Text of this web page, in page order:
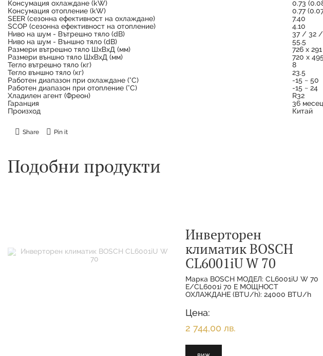
Консумация охлаждане (kW)
0.73
Консумация отопление (kW)
0.77
SEER (сезонна ефективност на охлаждане)
7.40
SCOP (сезонна ефективност на отопление)
4.10
Ниво на шум - Вътрешно тяло (dB)
37 / 32
Ниво на шум - Външно тяло (dB)
55.5
Размери вътрешно тяло ШxВxД (мм)
726 x
Размери външно тяло ШxВxД (мм)
720 x
Тегло вътрешно тяло (кг)
8
Тегло външно тяло (кг)
23.5
Работен диапазон при охлаждане (°C)
-15 ~ 50
Работен диапазон при отопление (°C)
-15 ~ 24
Хладилен агент (Фреон)
R32
Гаранция
36
Произход
Китай
Share Pin it
Подобни продукти
Инверторен
климатик BOSCH
CL6001iU W 70
Марка BOSCH МОДЕЛ: CL6001iU W 70
E/CL6001i 70 E МОЩНОСТ
ОХЛАЖДАНЕ (BTU/h): 24000 BTU/h
7.000 KW МОЩНОСТ
ОТОПЛЕНИЕ(НОМИНАЛНА):
Цена:
2 744,00 лв.